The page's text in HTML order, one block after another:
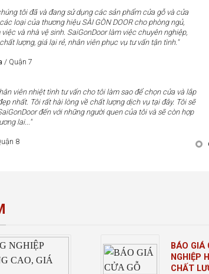
tôi đã và đang sử dụng các sản phẩm cửa gỗ và cửa
loại của thương hiệu SÀI GÒN DOOR cho phòng ngủ,
và nhà vệ sinh. SaiGonDoor làm việc chuyên nghiệp,
lượng, giá lại rẻ, nhân viên phục vụ tư vấn tận tình."
/ Quận 7
viên nhiệt tình tư vấn cho tôi làm sao để chọn cửa và lắp
nhất. Tôi rất hài lòng về chất lượng dịch vụ tại đây. Tôi sẽ
đến với những người quen của tôi và sẽ còn hợp
lai..."
8
BÁO GIÁ
NGHIỆP
CHẤT